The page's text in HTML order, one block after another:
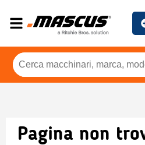
Pagina non